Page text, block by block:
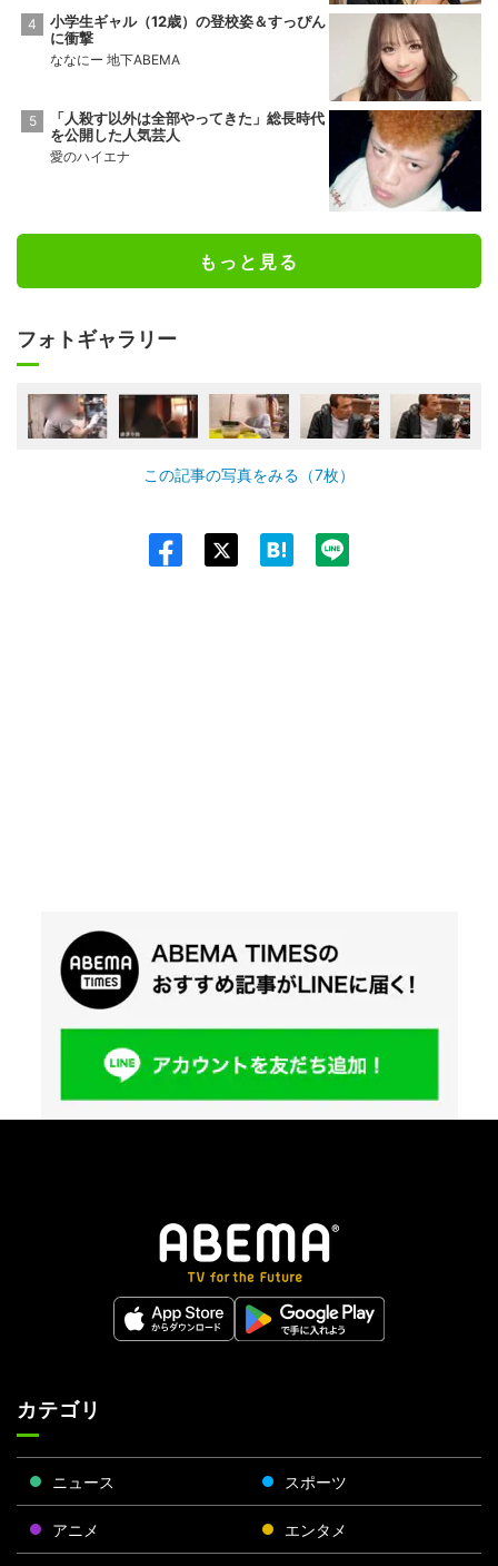
小学生ギャル（12歳）の登校姿＆すっぴん
に衝撃
ななにー 地下ABEMA
「人殺す以外は全部やってきた」総長時代
を公開した人気芸人
愛のハイエナ
もっと見る
フォトギャラリー
この記事の写真をみる（7枚）
カテゴリ
ニュース スポーツ
アニメ エンタメ